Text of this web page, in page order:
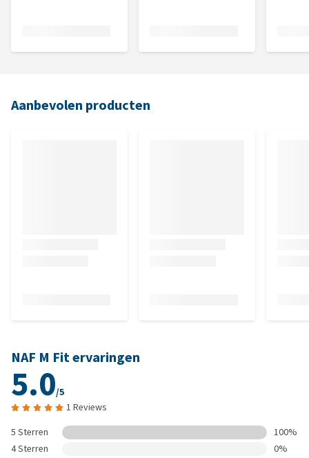
Aanbevolen producten
NAF M Fit ervaringen
5.0/5
1 Reviews
5 Sterren
100%
4 Sterren
0%